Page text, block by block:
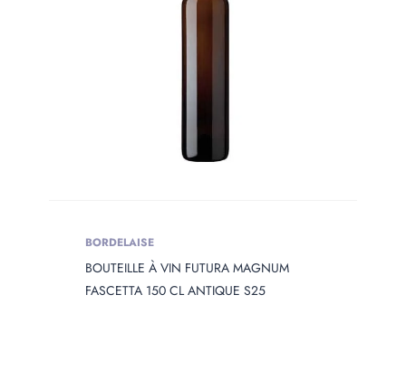
BORDELAISE
BOUTEILLE À VIN FUTURA MAGNUM
FASCETTA 150 CL ANTIQUE S25